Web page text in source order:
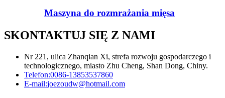
Maszyna do rozmrażania mięsa
SKONTAKTUJ SIĘ Z NAMI
Nr 221, ulica Zhanqian Xi, strefa rozwoju gospodarczego i
technologicznego, miasto Zhu Cheng, Shan Dong, Chiny.
Telefon:0086-13853537860
E-mail:joezoudw@hotmail.com